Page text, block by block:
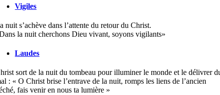
Vigiles
nuit s’achève dans l’attente du retour du Christ.
la nuit cherchons Dieu vivant, soyons vigilants»
Laudes
sort de la nuit du tombeau pour illuminer le monde et le délivrer
: « O Christ brise l’entrave de la nuit, romps les liens de l’ancien
fais venir en nous ta lumière »